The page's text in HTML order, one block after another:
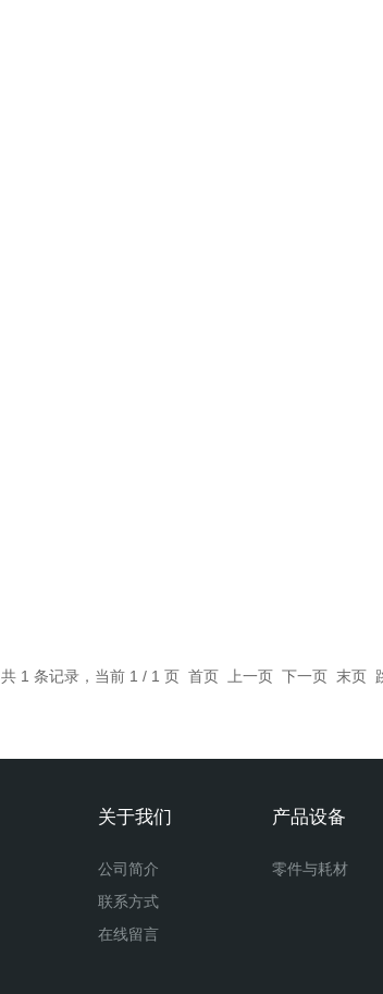
共 1 条记录，当前 1 / 1 页 首页 上一页 下一页 末页
关于我们
公司简介
联系方式
在线留言
产品设备
零件与耗材